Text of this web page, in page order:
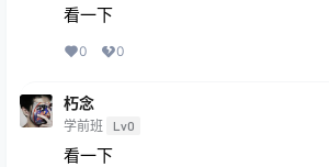
看一下
0 0
朽念
学前班 Lv0
看一下